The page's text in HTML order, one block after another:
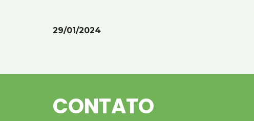
29/01/2024
CONTATO